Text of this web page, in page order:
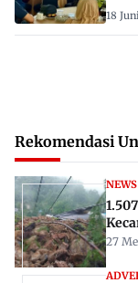
18
Rekomendasi
NEWS
27